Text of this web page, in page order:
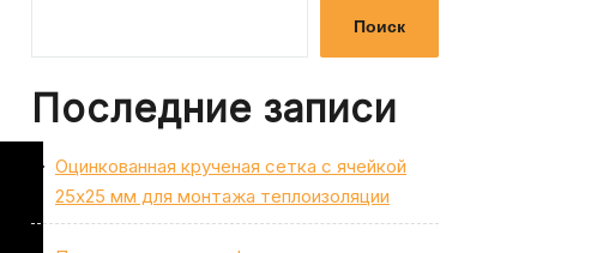
Поиск
Последние записи
Оцинкованная крученая сетка с ячейкой
25х25 мм для монтажа теплоизоляции